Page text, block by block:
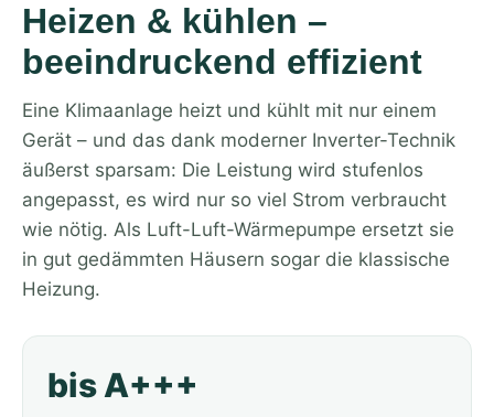
Heizen & kühlen –
beeindruckend effizient
Eine Klimaanlage heizt und kühlt mit nur einem
Gerät – und das dank moderner Inverter-Technik
äußerst sparsam: Die Leistung wird stufenlos
angepasst, es wird nur so viel Strom verbraucht
wie nötig. Als Luft-Luft-Wärmepumpe ersetzt sie
in gut gedämmten Häusern sogar die klassische
Heizung.
bis A+++